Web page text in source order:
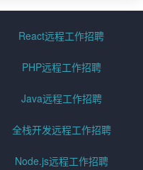
React远程工作招聘
PHP远程工作招聘
Java远程工作招聘
全栈开发远程工作招聘
Node.js远程工作招聘